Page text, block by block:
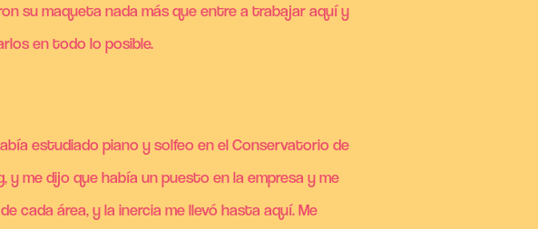
su maqueta nada más que entre a trabajar aquí y
en todo lo posible.
estudiado piano y solfeo en el Conservatorio de
y me dijo que había un puesto en la empresa y me
cada área, y la inercia me llevó hasta aquí. Me